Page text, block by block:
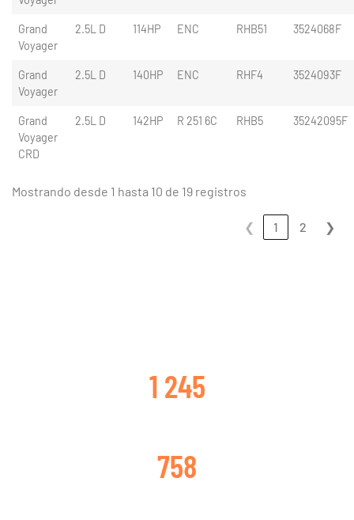
Grand
Voyager
2.5L D 114HP ENC RHB51 3524068F
Grand
Voyager
2.5L D 140HP ENC RHF4 3524093F
Grand
Voyager
CRD
2.5L D 142HP R 251 6C RHB5 35242095F
Mostrando desde 1 hasta 10 de 19 registros
❮ 1 2 ❯
1 245
758